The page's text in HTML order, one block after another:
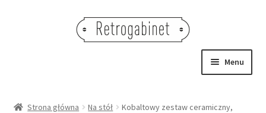
Menu
Strona główna Na stół
Kobaltowy zestaw ceramiczny,